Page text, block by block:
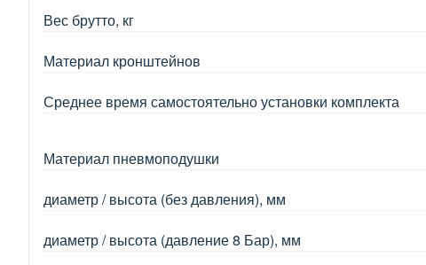
Вес брутто, кг
Материал кронштейнов
Среднее время самостоятельно установки комплекта
Материал пневмоподушки
диаметр / высота (без давления), мм
диаметр / высота (давление 8 Бар), мм